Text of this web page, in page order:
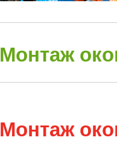
Монтаж
Монтаж